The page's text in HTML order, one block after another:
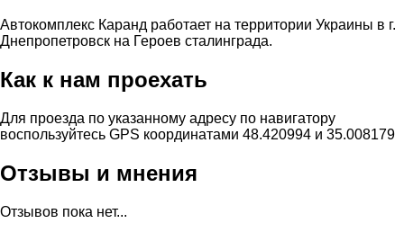
Автокомплекс Каранд работает на территории Украины в г.
Днепропетровск на Героев сталинграда.
Как к нам проехать
Для проезда по указанному адресу по навигатору
воспользуйтесь GPS координатами 48.420994 и 35.008179
Отзывы и мнения
Отзывов пока нет...